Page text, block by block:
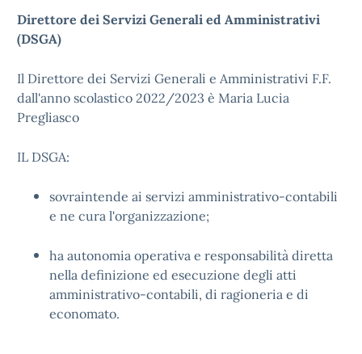
Direttore dei Servizi Generali ed Amministrativi
(DSGA)
Il Direttore dei Servizi Generali e Amministrativi F.F.
dall'anno scolastico 2022/2023 è Maria Lucia
Pregliasco
IL DSGA:
sovraintende ai servizi amministrativo-contabili
e ne cura l'organizzazione;
ha autonomia operativa e responsabilità diretta
nella definizione ed esecuzione degli atti
amministrativo-contabili, di ragioneria e di
economato.